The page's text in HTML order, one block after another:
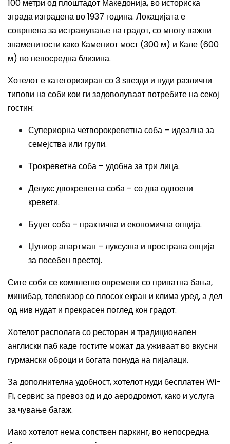
100 метри од плоштадот Македонија, во историска
зграда изградена во 1937 година. Локацијата е
совршена за истражување на градот, со многу важни
знаменитости како Камениот мост (300 м) и Кале (600
м) во непосредна близина.
Хотелот е категоризиран со 3 ѕвезди и нуди различни
типови на соби кои ги задоволуваат потребите на секој
гостин:
Супериорна четворокреветна соба – идеална за
семејства или групи.
Трокреветна соба – удобна за три лица.
Делукс двокреветна соба – со два одвоени
кревети.
Буџет соба – практична и економична опција.
Џуниор апартман – луксузна и пространа опција
за посебен престој.
Сите соби се комплетно опремени со приватна бања,
минибар, телевизор со плосок екран и клима уред, а дел
од нив нудат и прекрасен поглед кон градот.
Хотелот располага со ресторан и традиционален
англиски паб каде гостите можат да уживаат во вкусни
гурмански оброци и богата понуда на пијалаци.
За дополнителна удобност, хотелот нуди бесплатен Wi-
Fi, сервис за превоз од и до аеродромот, како и услуга
за чување багаж.
Иако хотелот нема сопствен паркинг, во непосредна